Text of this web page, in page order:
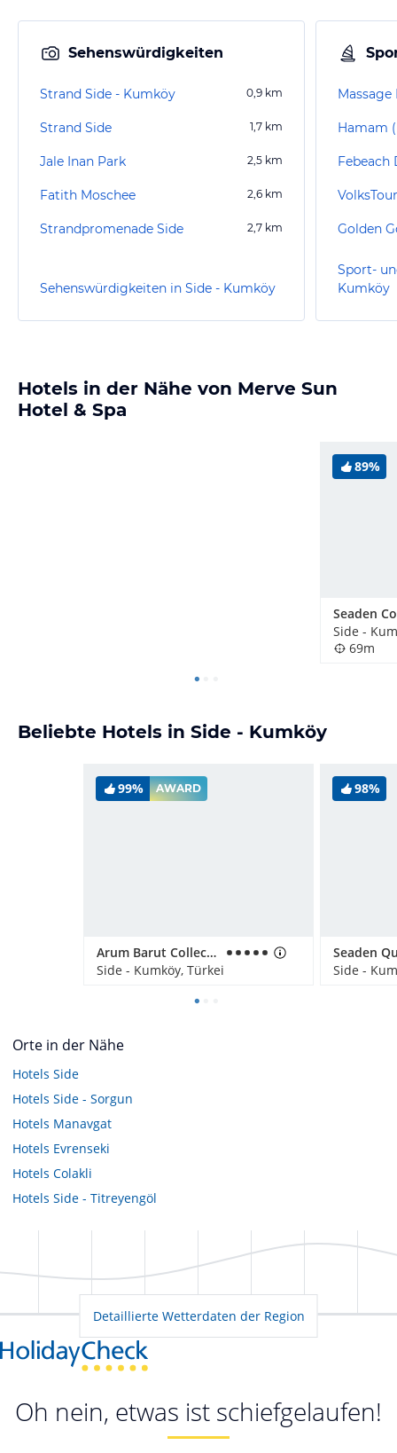
Sehenswürdigkeiten
Strand Side - Kumköy 0,9 km
Strand Side 1,7 km
Jale Inan Park 2,5 km
Fatith Moschee 2,6 km
Strandpromenade Side 2,7 km
Sehenswürdigkeiten in Side - Kumköy
Hamam
Golden
Sport-
Kumköy
Hotels in der Nähe von Merve Sun
Hotel & Spa
89%
Side -
69m
Beliebte Hotels in Side - Kumköy
99% AWARD
Arum Barut Collection
Side - Kumköy, Türkei
98%
Side -
Orte in der Nähe
Hotels Side
Hotels Side - Sorgun
Hotels Manavgat
Hotels Evrenseki
Hotels Colakli
Hotels Side - Titreyengöl
Detaillierte Wetterdaten der Region
Oh nein, etwas ist schiefgelaufen!